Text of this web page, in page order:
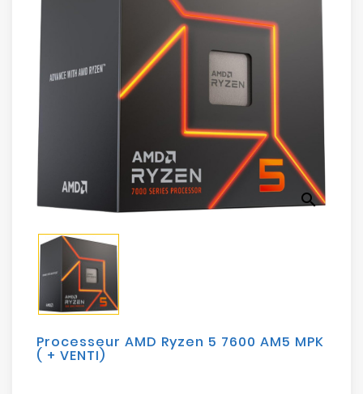
Stockage
TV-
Photos
Electroménager
Bureautique
Réseau
Sécurité
Mobilités
Loisirs
search
Processeur AMD Ryzen 5 7600 AM5 MPK
( + VENTI)